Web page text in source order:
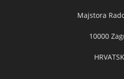
Majstora
10000